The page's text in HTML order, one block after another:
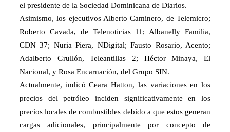
el presidente de la Sociedad Dominicana de Diarios.
Asimismo, los ejecutivos Alberto Caminero, de Telemicro;
Roberto Cavada, de Telenoticias 11; Albanelly Familia,
CDN 37; Nuria Piera, NDigital; Fausto Rosario, Acento;
Adalberto Grullón, Teleantillas 2; Héctor Minaya, El
Nacional, y Rosa Encarnación, del Grupo SIN.
Actualmente, indicó Ceara Hatton, las variaciones en los
precios del petróleo inciden significativamente en los
precios locales de combustibles debido a que estos generan
cargas adicionales, principalmente por concepto de